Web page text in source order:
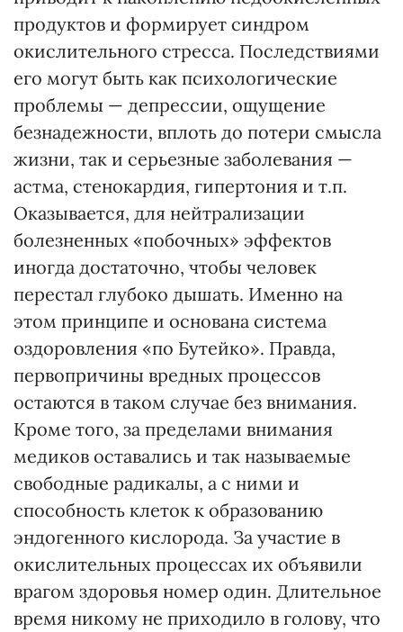
продуктов и формирует синдром
окислительного стресса. Последствиями
его могут быть как психологические
проблемы — депрессии, ощущение
безнадежности, вплоть до потери смысла
жизни, так и серьезные заболевания —
астма, стенокардия, гипертония и т.п.
Оказывается, для нейтрализации
болезненных «побочных» эффектов
иногда достаточно, чтобы человек
перестал глубоко дышать. Именно на
этом принципе и основана система
оздоровления «по Бутейко». Правда,
первопричины вредных процессов
остаются в таком случае без внимания.
Кроме того, за пределами внимания
медиков оставались и так называемые
свободные радикалы, а с ними и
способность клеток к образованию
эндогенного кислорода. За участие в
окислительных процессах их объявили
врагом здоровья номер один. Длительное
время никому не приходило в голову, что